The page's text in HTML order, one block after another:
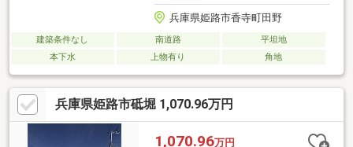
兵庫県姫路市香寺町田野
建築条件なし 南道路
平坦地
本下水
上物有り 角地
兵庫県姫路市砥堀 1,070.96万円
1,070.96万円